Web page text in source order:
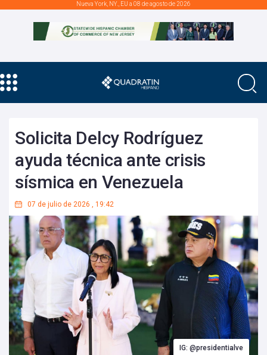
Nueva York, NY., EU a 08 de agosto de 2026
Solicita Delcy Rodríguez
ayuda técnica ante crisis
sísmica en Venezuela
07 de julio de 2026 , 19:42
IG: @presidentialve